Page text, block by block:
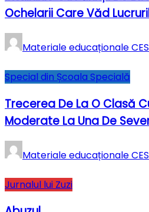
Ochelarii Care Văd
Materiale educaționale
Special din Școala Specială
Trecerea De La O Clasă
Moderate La Una De
Materiale educaționale
Jurnalul lui Zuzi